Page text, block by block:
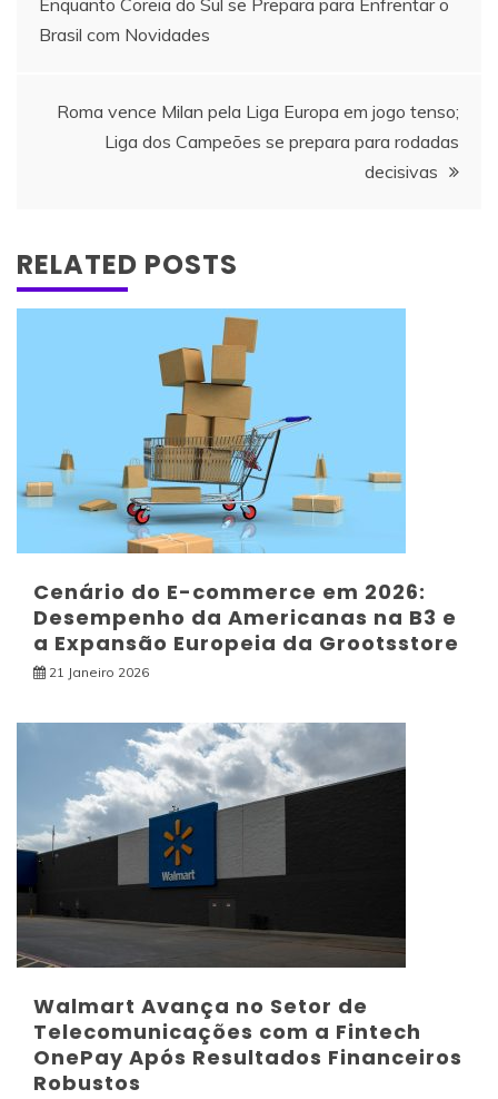
de
Enquanto Coreia do Sul se Prepara para Enfrentar o
Brasil com Novidades
Roma vence Milan pela Liga Europa em jogo tenso;
Liga dos Campeões se prepara para rodadas
decisivas
RELATED POSTS
Cenário do E-commerce em 2026:
Desempenho da Americanas na B3 e
a Expansão Europeia da Grootsstore
21 Janeiro 2026
Walmart Avança no Setor de
Telecomunicações com a Fintech
OnePay Após Resultados Financeiros
Robustos